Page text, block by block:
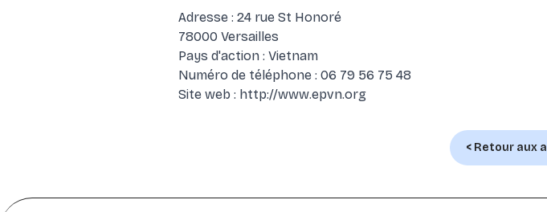
Adresse : 24 rue St Honoré
78000 Versailles
Pays d'action : Vietnam
Numéro de téléphone : 06 79 56 75 48
Site web : http://www.epvn.org
< Retour aux